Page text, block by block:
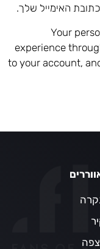
האימייל שלך.
Your
experience
to your account,